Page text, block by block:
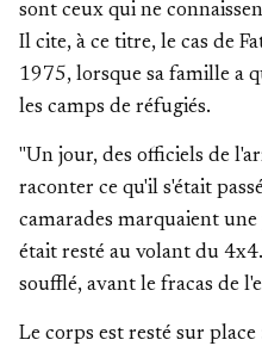
sont ceux qui ne
Il cite, à ce titre, le cas de
1975, lorsque sa famille a
les camps de réfugiés.
"Un jour, des officiels de
raconter ce qu'il s'était
camarades marquaient
était resté au volant du
soufflé, avant le fracas de
Le corps est resté sur